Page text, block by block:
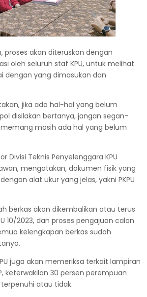
proses akan diteruskan dengan
oleh seluruh staf KPU, untuk melihat
dengan yang dimasukan dan
jika ada hal-hal yang belum
disilakan bertanya, jangan segan-
masih ada hal yang belum
Divisi Teknis Penyelenggara KPU
mengatakan, dokumen fisik yang
alat ukur yang jelas, yakni PKPU
berkas akan dikembalikan atau terus
10/2023, dan proses pengajuan calon
kelengkapan berkas sudah
juga akan memeriksa terkait lampiran
keterwakilan 30 persen perempuan
atau tidak.